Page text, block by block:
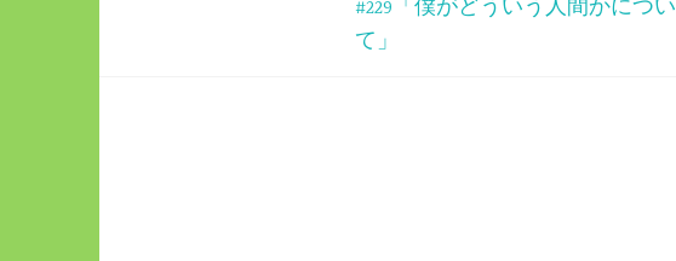
#229「僕がどういう人間かについ
て」